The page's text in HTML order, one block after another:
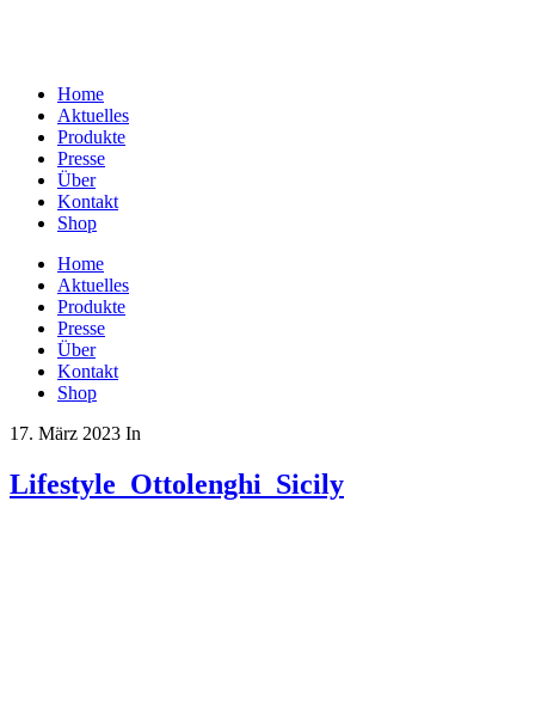
Home
Aktuelles
Produkte
Presse
Über
Kontakt
Shop
Home
Aktuelles
Produkte
Presse
Über
Kontakt
Shop
17. März 2023 In
Lifestyle_Ottolenghi_Sicily